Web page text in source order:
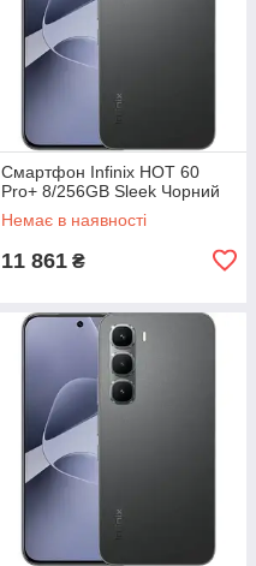
Смартфон Infinix HOT 60
Pro+ 8/256GB Sleek Чорний
Немає в наявності
11 861 ₴